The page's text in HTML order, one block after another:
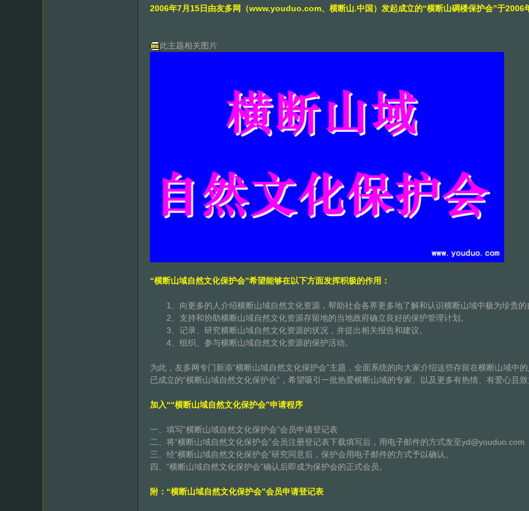
2006年7月15日由友多网（www.youduo.com、横断山.中国）发起成立的“横断山碉楼保护会”于2006
此主题相关图片
“横断山域自然文化保护会”希望能够在以下方面发挥积极的作用：
1、向更多的人介绍横断山域自然文化资源，帮助社会各界更多地了解和认识横断山域中极为珍贵的
2、支持和协助横断山域自然文化资源存留地的当地政府确立良好的保护管理计划。
3、记录、研究横断山域自然文化资源的状况，并提出相关报告和建议。
4、组织、参与横断山域自然文化资源的保护活动。
为此，友多网专门新添“横断山域自然文化保护会”主题，全面系统的向大家介绍这些存留在横断山域中
已成立的“横断山域自然文化保护会”，希望吸引一批热爱横断山域的专家、以及更多有热情、有爱心且
加入““横断山域自然文化保护会”申请程序
一、填写“横断山域自然文化保护会”会员申请登记表
二、将“横断山域自然文化保护会”会员注册登记表下载填写后，用电子邮件的方式发至yd@youduo.com
三、经“横断山域自然文化保护会”研究同意后，保护会用电子邮件的方式予以确认。
四、“横断山域自然文化保护会”确认后即成为保护会的正式会员。
附：“横断山域自然文化保护会”会员申请登记表